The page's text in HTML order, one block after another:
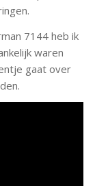
7144 heb ik
waren
gaat over